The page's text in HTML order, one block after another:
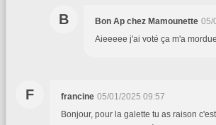
B Bon Ap chez Mamounette 05/
Aieeeee j'ai voté ça m'a mordue
F francine 05/01/2025 09:57
Bonjour, pour la galette tu as raison